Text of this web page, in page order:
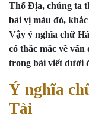
Thổ Địa, chúng ta
bài vị màu đỏ,
Vậy ý nghĩa chữ
có thắc mắc về
trong bài viết dưới
Ý nghĩa
Tài